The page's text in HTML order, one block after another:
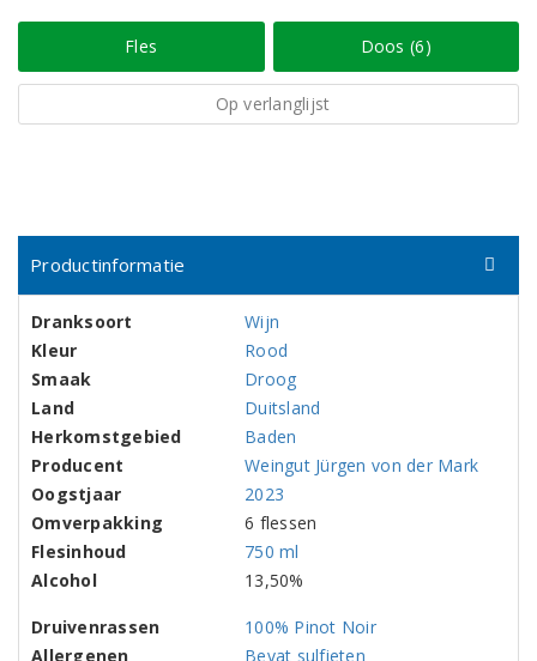
Fles Doos (6)
Op verlanglijst
Productinformatie
Dranksoort
Wijn
Kleur
Rood
Smaak
Droog
Land
Duitsland
Herkomstgebied
Baden
Producent
Weingut Jürgen von der Mark
Oogstjaar
2023
Omverpakking
6 flessen
Flesinhoud
750 ml
Alcohol
13,50%
Druivenrassen
100% Pinot Noir
Allergenen
Bevat sulfieten